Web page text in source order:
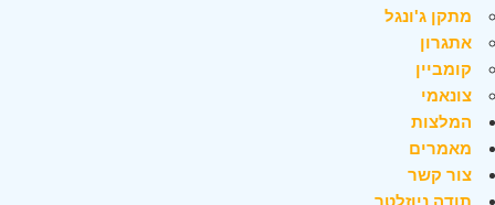
מתקן ג'ונגל
אתגרון
קומביין
צונאמי
המלצות
מאמרים
צור קשר
תודה ניוזלטר